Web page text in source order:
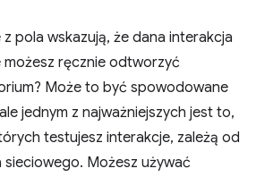
pola wskazują, że dana interakcja
możesz ręcznie odtworzyć
Może to być spowodowane
jednym z najważniejszych jest to,
testujesz interakcje, zależą od
sieciowego. Możesz używać